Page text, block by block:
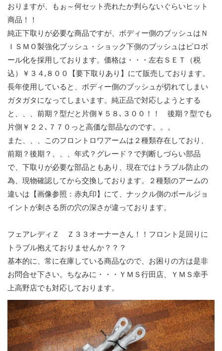
おりますが、もぉ～何セット売れたか判らないぐらいヒット
商品！！
純正下取りが必要な商品ですが、ボディー側のブッシュはＮ
ＩＳＭＯ製強化ブッシュ・ショック下側のブッシュはピロボ
ール化を採用しております。価格は・・・左右ＳＥＴ（税
込）￥３４,８００【要下取りあり】にて販売しております。
長年使用していると、ボディー側のブッシュが切れてしまい
ガタガタになってしまいます。純正品で対応しようとする
と、、、前期？型だと片側￥５８､３００！！ 後期？型でも
片側￥２２､７７０っと高価な部品なのです。。。
また、、、このフロントロワアームは２種類存在しており、
前期？後期？、、、年式？グレード？で判断しづらい部品
で、下取りが必要な部品ともあり、現在ではトラブル防止の
為、現物確認してから交換しております。２種類のアームの
違いは【画像参照：赤丸印】にて、ナックル側のボールジョ
イントが刺さる所の穴の深さが違っております。
フェアレディＺ Ｚ３３オーナーさん！！フロント足回りに
トラブル抱えておりませんか？？？
基本的に、常に在庫している商品なので、お困りの方は是非
お問合せ下さい。ちなみに・・・ＹＭＳ行田店、ＹＭＳ幸手
上高野店でも対応しております。